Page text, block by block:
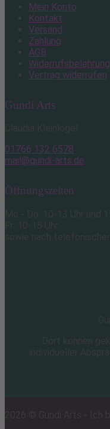
Mein Konto
Kontakt
Versand
Zahlung
AGB
Widerrufsbelehrung
Vertrag widerrufen
Gundi Arts
01766 132 6578
mail@gundi-arts.de
Öffnungszeiten